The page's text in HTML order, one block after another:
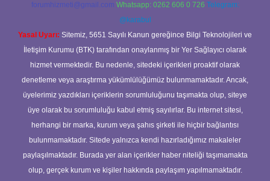
forumhizmeti@gmail.com Whatsapp: 0262 606 0 726 Telegram:
@karabul
Yasal Uyarı: Sitemiz, 5651 Sayılı Kanun gereğince Bilgi Teknolojileri ve
İletişim Kurumu (BTK) tarafından onaylanmış bir Yer Sağlayıcı olarak
hizmet vermektedir. Bu nedenle, sitedeki içerikleri proaktif olarak
denetleme veya araştırma yükümlülüğümüz bulunmamaktadır. Ancak,
üyelerimiz yazdıkları içeriklerin sorumluluğunu taşımakta olup, siteye
üye olarak bu sorumluluğu kabul etmiş sayılırlar. Bu internet sitesi,
herhangi bir marka, kurum veya şahıs şirketi ile hiçbir bağlantısı
bulunmamaktadır. Sitede yalnızca kendi hazırladığımız makaleler
paylaşılmaktadır. Burada yer alan içerikler haber niteliği taşımamakta
olup, gerçek kurum ve kişiler hakkında paylaşım yapılmamaktadır.